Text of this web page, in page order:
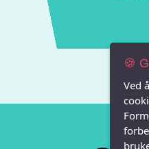
🍪
Ved